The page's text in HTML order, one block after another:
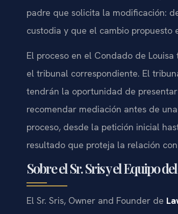
padre que solicita la modificación:
custodia y que el cambio propuesto
El proceso en el Condado de
el tribunal correspondiente. El
tendrán la oportunidad de
recomendar mediación antes de
proceso, desde la petición inicial
resultado que proteja la relación
Sobre el Sr. Sris y el Equipo
El Sr. Sris, Owner and Founder de